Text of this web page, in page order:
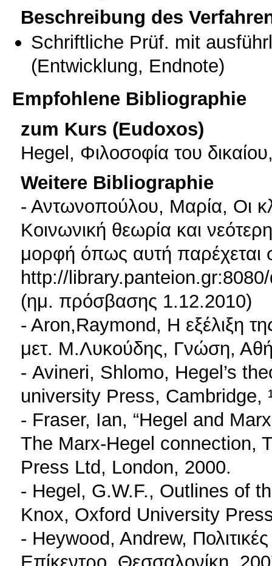
Beschreibung des
Schriftliche Prüf. mit
(Entwicklung, Endnote)
Empfohlene Bibliographie
zum Kurs (Eudoxos)
Hegel, Φιλοσοφία του
Weitere Bibliographie
- Αντωνοπούλου, Μαρία, Οι
Κοινωνική θεωρία και
μορφή όπως αυτή παρέχεται
http://
(ημ. πρόσβασης 1.12.2010)
- Aron,Raymond, Η εξέλιξη
μετ. Μ.Λυκούδης, Γνώση,
- Avineri, Shlomo, Hegel’s
university Press, Cambridge,
- Fraser, Ian, “Hegel and
The Marx-Hegel connection,
Press Ltd, London, 2000.
- Hegel, G.W.F., Outlines of
Knox, Oxford University
- Heywood, Andrew,